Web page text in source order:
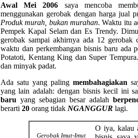
Awal Mei 2006 saya mencoba
menggunakan gerobak dengan harga jual
Produk murah, bukan murahan. Waktu itu
Pempek Kapal Selam dan Es Trendy.
gerobak sampai akhirnya ada 12
waktu dan perkembangan bisnis baru ada
Potatoti, Kentang King dan Super
dan minyak padat.
Ada satu yang paling membahagiakan
yang lain adalah: dengan bisnis kecil ini
baru yang sebagian besar adalah
berarti 20 orang tidak NGANGGUR lagi.
Gerobak Imut-Imut
O iya, kalau